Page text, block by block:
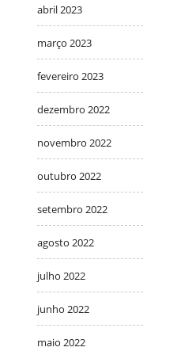
abril 2023
março 2023
fevereiro 2023
dezembro 2022
novembro 2022
outubro 2022
setembro 2022
agosto 2022
julho 2022
junho 2022
maio 2022